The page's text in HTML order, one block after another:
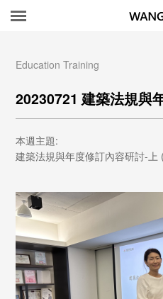
Education Training
20230721 建築法規與
本週主題:
建築法規與年度修訂內容研討-上